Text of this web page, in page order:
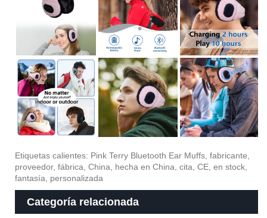
Etiquetas calientes: Pink Terry Bluetooth Ear Muffs, fabricante,
proveedor, fábrica, China, hecha en China, cita, CE, en stock,
fantasía, personalizada
Categoría relacionada